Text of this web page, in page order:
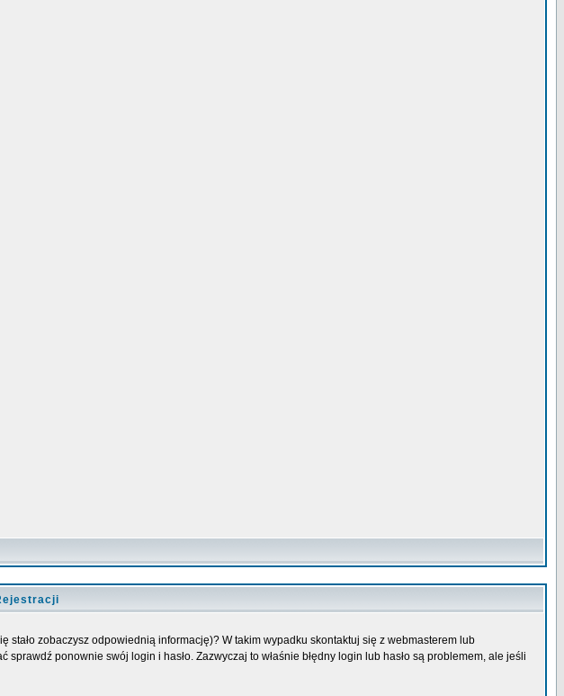
stało zobaczysz odpowiednią informację)? W takim wypadku skontaktuj się z webmasterem lub
ponownie swój login i hasło. Zazwyczaj to właśnie błędny login lub hasło są problemem, ale jeśli